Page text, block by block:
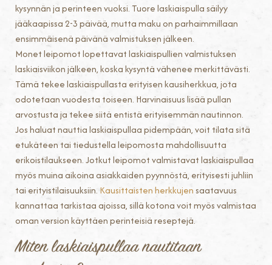
kysynnän ja perinteen vuoksi. Tuore laskiaispulla säilyy
jääkaapissa 2-3 päivää, mutta maku on parhaimmillaan
ensimmäisenä päivänä valmistuksen jälkeen.
Monet leipomot lopettavat laskiaispullien valmistuksen
laskiaisviikon jälkeen, koska kysyntä vähenee merkittävästi.
Tämä tekee laskiaispullasta erityisen kausiherkkua, jota
odotetaan vuodesta toiseen. Harvinaisuus lisää pullan
arvostusta ja tekee siitä entistä erityisemmän nautinnon.
Jos haluat nauttia laskiaispullaa pidempään, voit tilata sitä
etukäteen tai tiedustella leipomosta mahdollisuutta
erikoistilaukseen. Jotkut leipomot valmistavat laskiaispullaa
myös muina aikoina asiakkaiden pyynnöstä, erityisesti juhliin
tai erityistilaisuuksiin. Kausittaisten herkkujensaatavuus
kannattaa tarkistaa ajoissa, sillä kotona voit myös valmistaa
oman version käyttäen perinteisiä reseptejä.
Miten laskiaispullaa nautitaan